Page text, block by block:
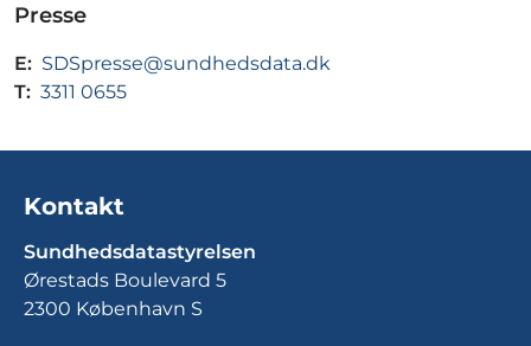
Presse
E: SDSpresse@sundhedsdata.dk
T: 3311 0655
Kontakt
Sundhedsdatastyrelsen
Ørestads Boulevard 5
2300 København S